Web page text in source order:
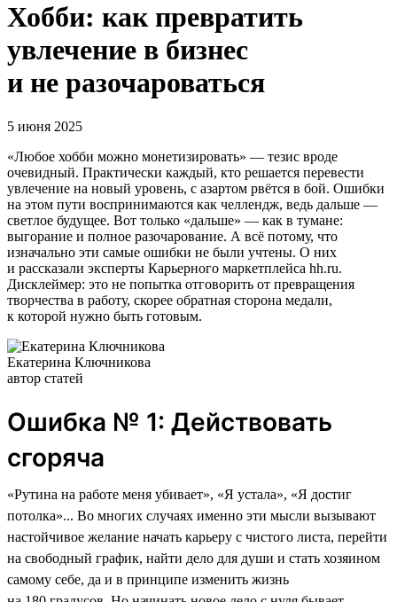
Хобби: как превратить
увлечение в бизнес
и не разочароваться
5 июня 2025
«Любое хобби можно монетизировать» — тезис вроде
очевидный. Практически каждый, кто решается перевести
увлечение на новый уровень, с азартом рвётся в бой. Ошибки
на этом пути воспринимаются как челлендж, ведь дальше —
светлое будущее. Вот только «дальше» — как в тумане:
выгорание и полное разочарование. А всё потому, что
изначально эти самые ошибки не были учтены. О них
и рассказали эксперты Карьерного маркетплейса hh.ru.
Дисклеймер: это не попытка отговорить от превращения
творчества в работу, скорее обратная сторона медали,
к которой нужно быть готовым.
Екатерина Ключникова
автор статей
Ошибка № 1: Действовать
сгоряча
«Рутина на работе меня убивает», «Я устала», «Я достиг
потолка»... Во многих случаях именно эти мысли вызывают
настойчивое желание начать карьеру с чистого листа, перейти
на свободный график, найти дело для души и стать хозяином
самому себе, да и в принципе изменить жизнь